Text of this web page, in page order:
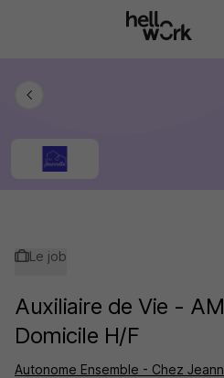
Le job
Auxiliaire de Vie -
Domicile H/F
Autonome Ensemble - Chez